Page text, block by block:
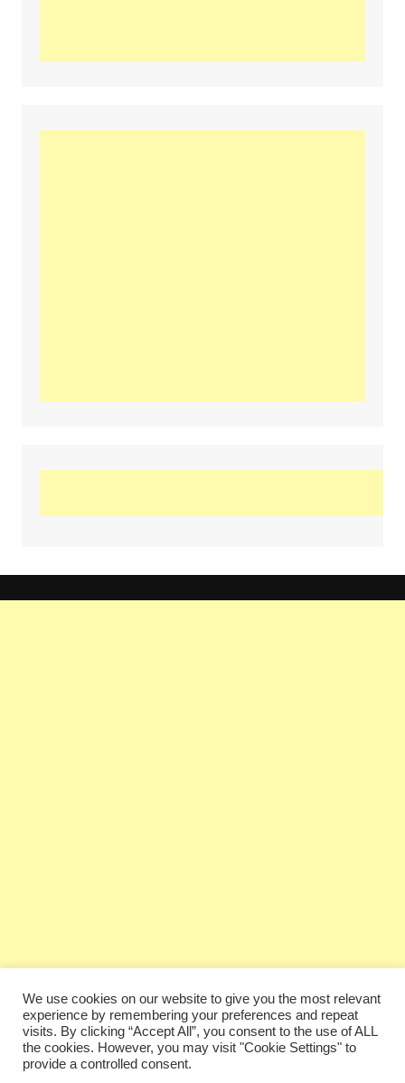
Copyright © 2026 Guitar Quarter. Todos los derechos
We use cookies on our website to give you the most relevant
experience by remembering your preferences and repeat
visits. By clicking “Accept All”, you consent to the use of ALL
the cookies. However, you may visit "Cookie Settings" to
provide a controlled consent.